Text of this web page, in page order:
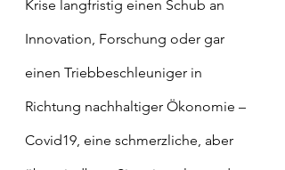
Krise langfristig einen Schub an
Innovation, Forschung oder gar
einen Triebbeschleuniger in
Richtung nachhaltiger Ökonomie –
Covid19, eine schmerzliche, aber